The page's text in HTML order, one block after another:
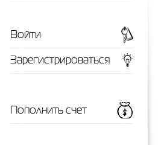
Войти
Зарегистрироваться
Пополнить счет